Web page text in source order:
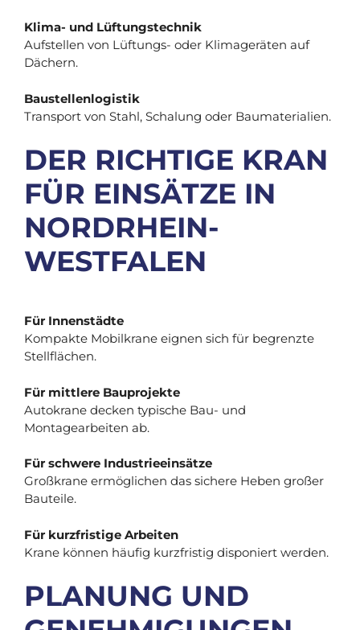
Klima- und Lüftungstechnik
Aufstellen von Lüftungs- oder Klimageräten auf
Dächern.
Baustellenlogistik
Transport von Stahl, Schalung oder Baumaterialien.
DER RICHTIGE KRAN
FÜR EINSÄTZE IN
NORDRHEIN-
WESTFALEN
Für Innenstädte
Kompakte Mobilkrane eignen sich für begrenzte
Stellflächen.
Für mittlere Bauprojekte
Autokrane decken typische Bau- und
Montagearbeiten ab.
Für schwere Industrieeinsätze
Großkrane ermöglichen das sichere Heben großer
Bauteile.
Für kurzfristige Arbeiten
Krane können häufig kurzfristig disponiert werden.
PLANUNG UND